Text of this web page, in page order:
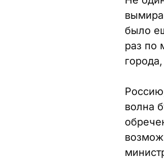
было
раз по
волна